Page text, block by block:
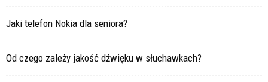
Jaki telefon Nokia dla seniora?
Od czego zależy jakość dźwięku w słuchawkach?